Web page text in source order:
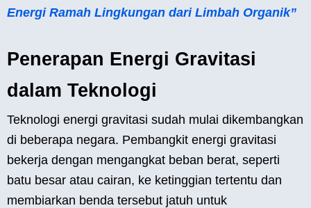
Energi Ramah Lingkungan dari Limbah Organik”
Penerapan Energi Gravitasi
dalam Teknologi
Teknologi energi gravitasi sudah mulai dikembangkan
di beberapa negara. Pembangkit energi gravitasi
bekerja dengan mengangkat beban berat, seperti
batu besar atau cairan, ke ketinggian tertentu dan
membiarkan benda tersebut jatuh untuk